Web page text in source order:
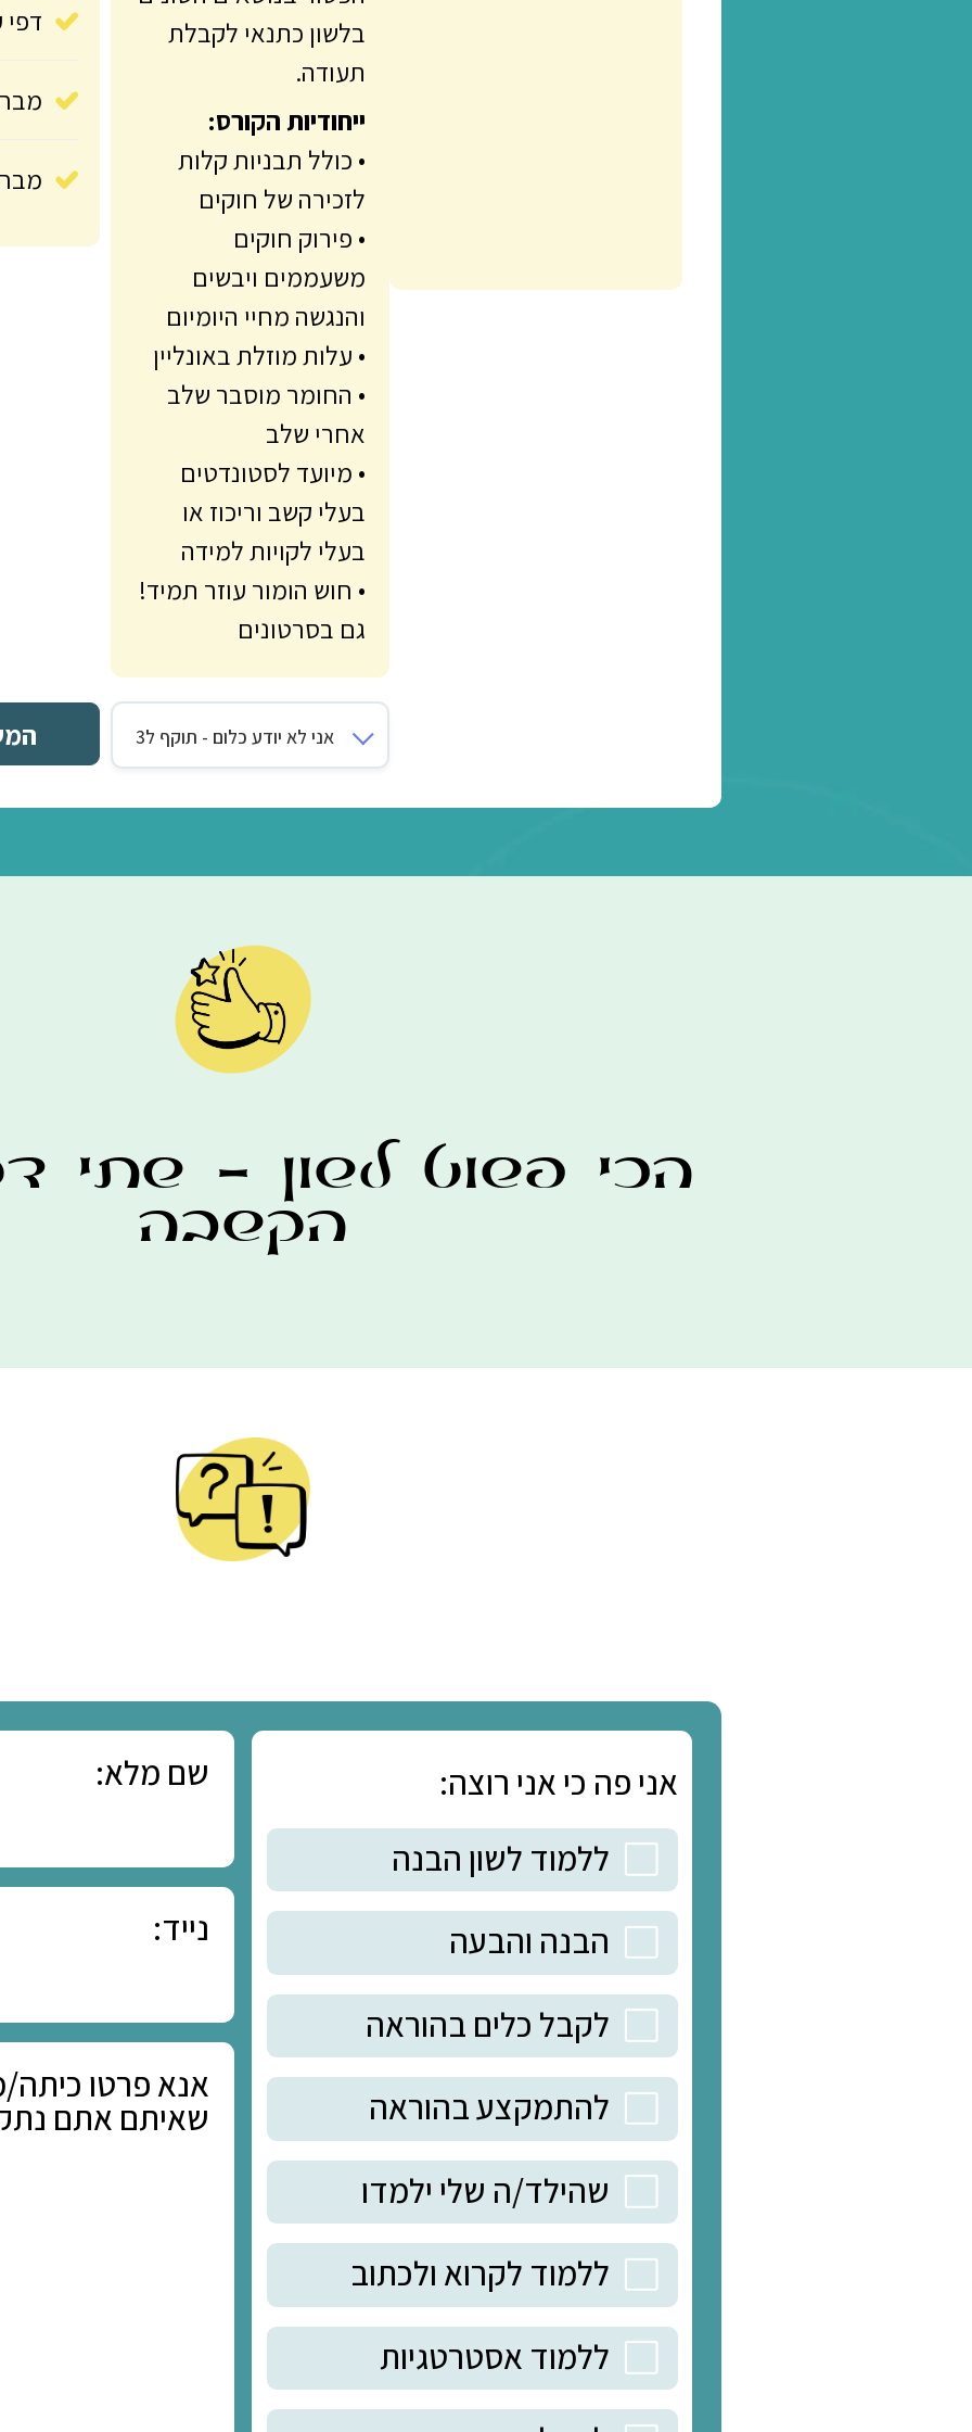
וסטודנטיות במכללה
להכשרת מורים
הנדרשים למבחני
הפטור בנושאים השונים
בלשון כתנאי לקבלת
ייחודיות הקורס:
• כולל תבניות קלות
לזכירה של חוקים
• פירוק חוקים
משעממים ויבשים
והנגשה מחיי היומיום
• עלות מוזלת באונליין
• החומר מוסבר שלב
אחרי שלב
• מיועד לסטונדטים
בעלי קשב וריכוז או
בעלי לקויות למידה
• חוש הומור עוזר תמיד!
מצגות
דפי עזר
הכי פשוט לשון - שתי
הקשבה
אני פה כי אני רוצה:
ללמוד לשון הבנה
והבעה
הבנה והבעה
לקבל כלים בהוראה
שם מלא:
נייד: